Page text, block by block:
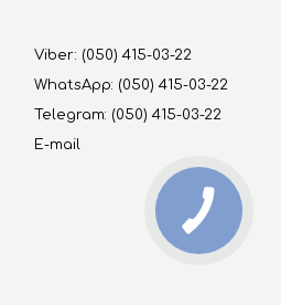
Viber: (050) 415-03-22
WhatsApp: (050) 415-03-22
Telegram: (050) 415-03-22
E-mail